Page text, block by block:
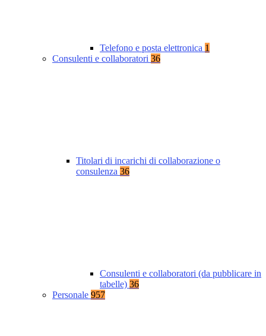
Telefono e posta elettronica 1
Consulenti e collaboratori 36
Titolari di incarichi di collaborazione o
consulenza 36
Consulenti e collaboratori (da pubblicare in
tabelle) 36
Personale 957